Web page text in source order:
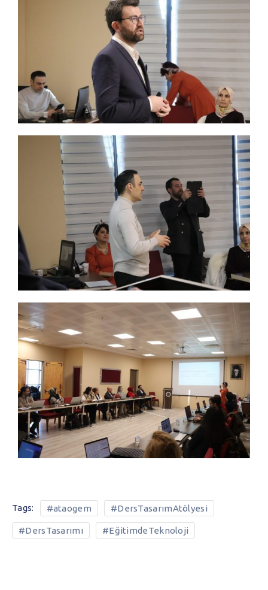
Tags: #ataogem #DersTasarımAtölyesi
#DersTasarımı #EğitimdeTeknoloji